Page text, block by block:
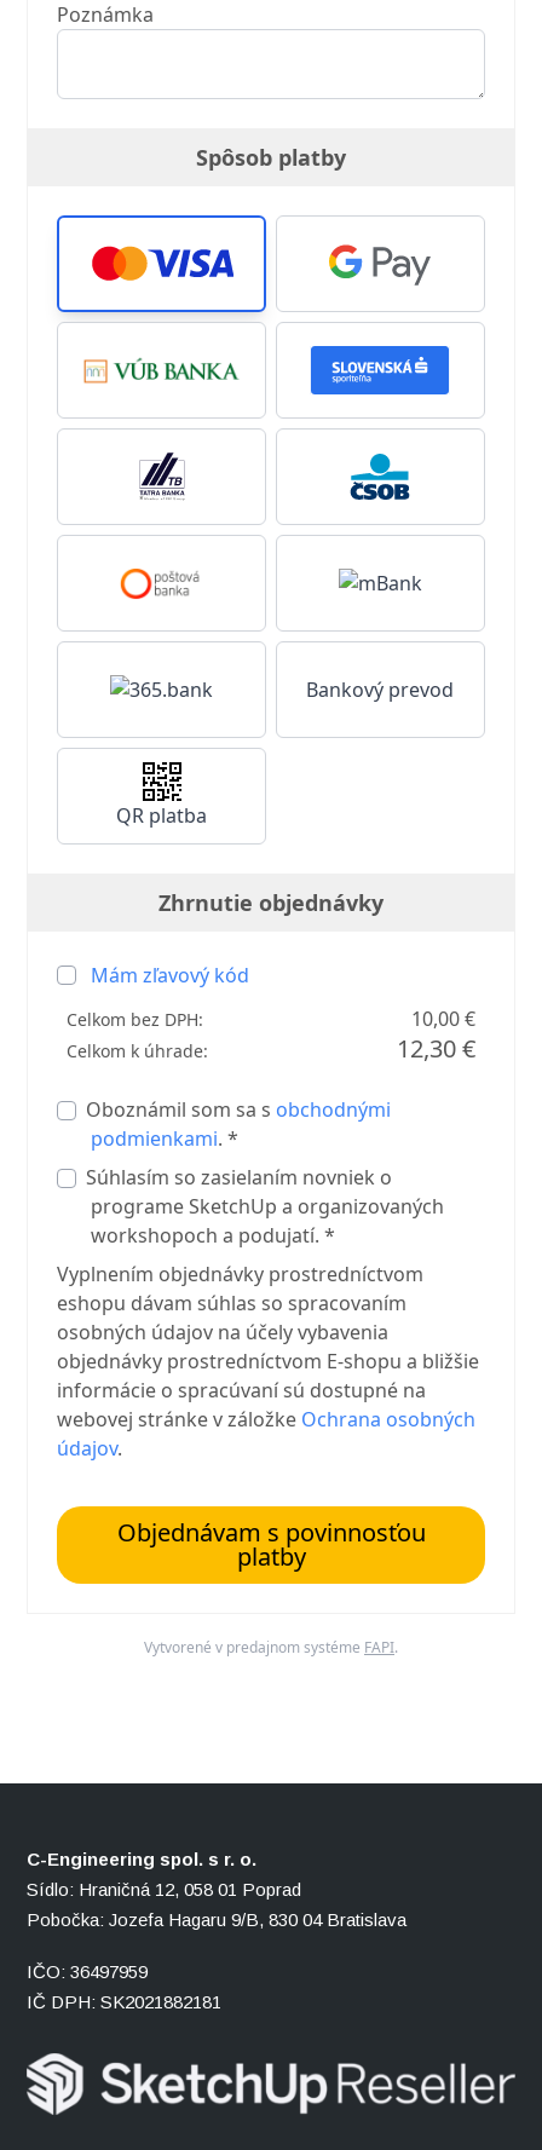
Poznámka
Spôsob platby
Bankový prevod
QR platba
Zhrnutie objednávky
Mám zľavový kód
Celkom bez DPH: 10,00 €
Celkom k úhrade: 12,30 €
Oboznámil som sa s obchodnými
podmienkami. *
Súhlasím so zasielaním novniek o
programe SketchUp a organizovaných
workshopoch a podujatí. *
Vyplnením objednávky prostredníctvom
eshopu dávam súhlas so spracovaním
osobných údajov na účely vybavenia
objednávky prostredníctvom E-shopu a bližšie
informácie o spracúvaní sú dostupné na
webovej stránke v záložke Ochrana osobných
údajov.
Objednávam s povinnosťou
platby
Vytvorené v predajnom systéme FAPI.
C-Engineering spol. s r. o.
Sídlo: Hraničná 12, 058 01 Poprad
Pobočka: Jozefa Hagaru 9/B, 830 04 Bratislava
IČO: 36497959
IČ DPH: SK2021882181